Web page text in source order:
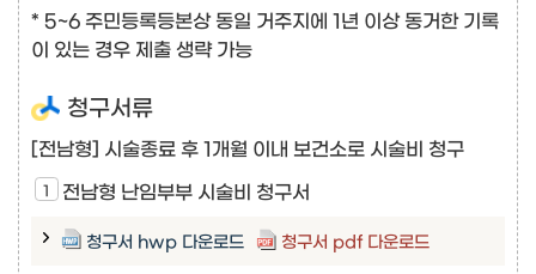
* 5~6 주민등록등본상 동일 거주지에 1년 이상 동거한 기록
이 있는 경우 제출 생략 가능
청구서류
[전남형] 시술종료 후 1개월 이내 보건소로 시술비 청구
전남형 난임부부 시술비 청구서
청구서 hwp 다운로드 청구서 pdf 다운로드